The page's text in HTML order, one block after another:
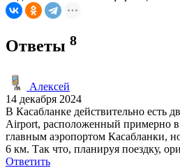
Ответы 8
Алексей
14 декабря 2024
В Касабланке действительно есть
Airport, расположенный примерно
главным аэропортом Касабланки,
6 км. Так что, планируя поездку,
Ответить